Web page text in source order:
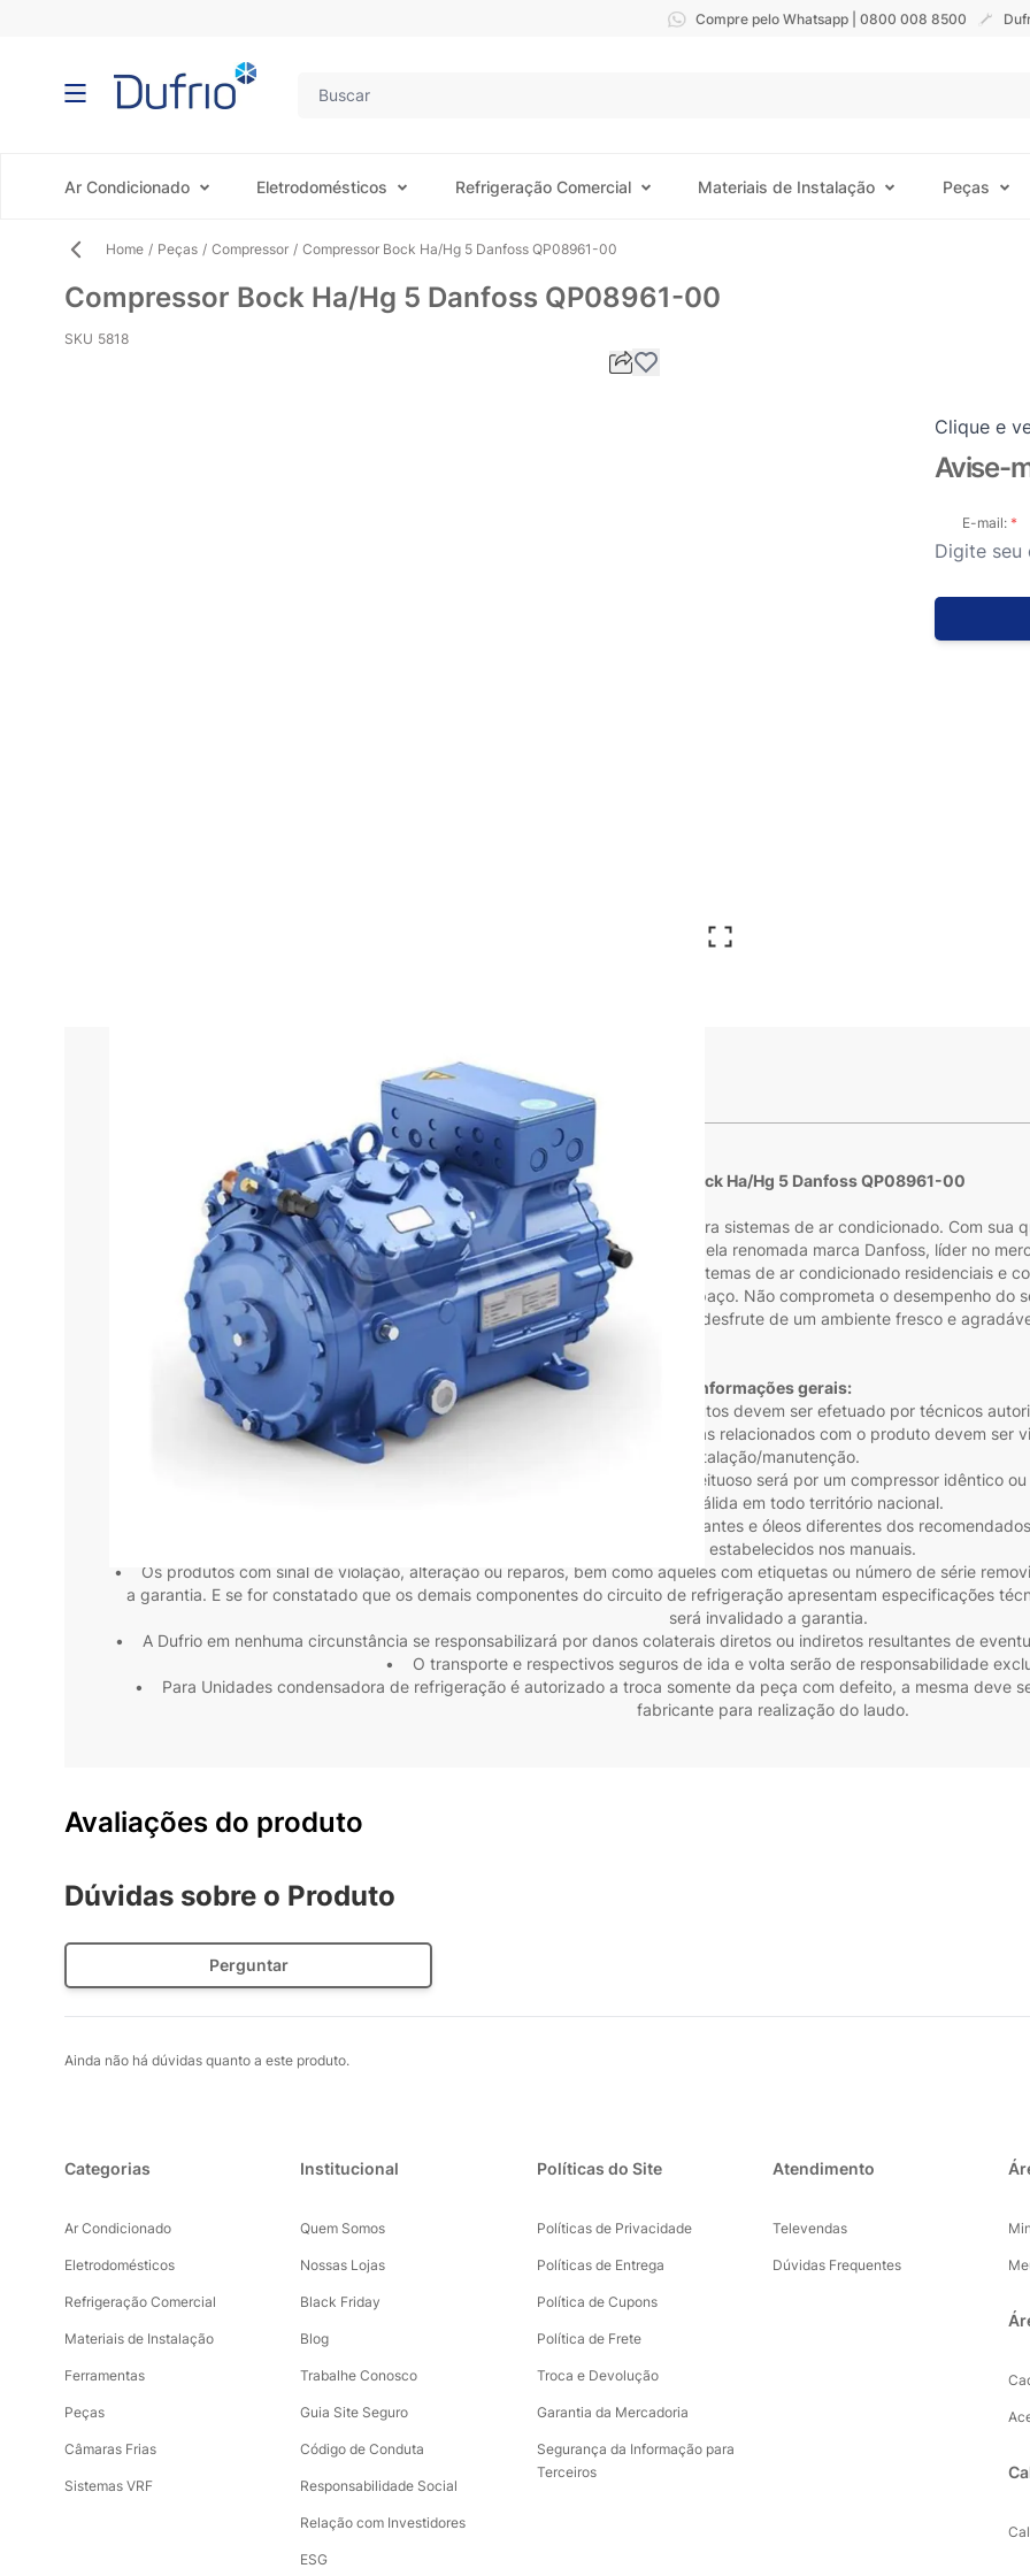
Compre pelo Whatsapp | 0800 008 8500
Ar Condicionado Eletrodomésticos Refrigeração Comercial Materiais de Instalação Peças
Home / Peças / Compressor / Compressor Bock Ha/Hg 5 Danfoss QP08961-00
Compressor Bock Ha/Hg 5 Danfoss QP08961-00
SKU 5818
Clique e
Avise-
E-mail:
Compressor Bock Ha/Hg 5 Danfoss QP08961-00
Apresentamos o Compressor Bock Ha/Hg 5 Danfoss, a solução definitiva para sistemas de ar condicionado. Com
compressor oferece eficiência e confiabilidade incomparáveis. Fabricado pela renomada marca Danfoss, líder no
projetado para proporcionar uma refrigeração eficaz e consistente em sistemas de ar condicionado residenciais e
funcionamento suave e silencioso, garantindo o conforto ideal em qualquer espaço. Não comprometa o desempenho do
Bock Ha/Hg 5 Danfoss QP08961-00 e desfrute de um ambiente fresco e
Informações gerais:
• A Instalação e/ou manutenção dos produtos devem ser efetuado por técnicos
• Instalações e/ou visitas técnicas não inclusa. Quaisquer problemas relacionados com o produto devem ser
instalação/manutenção.
• A substituição do compressor defeituoso será por um compressor idêntico
• Garantia válida em todo território nacional.
• A Garantia perderá validade em casos de utilização de fluidos refrigerantes e óleos diferentes dos
mecânicos estabelecidos nos manuais.
• Os produtos com sinal de violação, alteração ou reparos, bem como aqueles com etiquetas ou número de série
a garantia. E se for constatado que os demais componentes do circuito de refrigeração apresentam especificações
será invalidado a garantia.
• A Dufrio em nenhuma circunstância se responsabilizará por danos colaterais diretos ou indiretos resultantes de
• O transporte e respectivos seguros de ida e volta serão de responsabilidade
• Para Unidades condensadora de refrigeração é autorizado a troca somente da peça com defeito, a mesma deve
fabricante para realização do laudo.
Características técnicas
Avaliações do produto
Dúvidas sobre o Produto
Perguntar
Ainda não há dúvidas quanto a este produto.
Categorias
Ar Condicionado
Eletrodomésticos
Refrigeração Comercial
Materiais de Instalação
Ferramentas
Peças
Câmaras Frias
Sistemas VRF
Institucional
Quem Somos
Nossas Lojas
Black Friday
Blog
Trabalhe Conosco
Guia Site Seguro
Código de Conduta
Responsabilidade Social
Relação com Investidores
ESG
Políticas do Site
Políticas de Privacidade
Políticas de Entrega
Política de Cupons
Política de Frete
Troca e Devolução
Garantia da Mercadoria
Segurança da Informação para
Terceiros
Atendimento
Televendas
Dúvidas Frequentes